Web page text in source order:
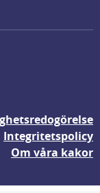
Integritetspolicy
Om våra kakor